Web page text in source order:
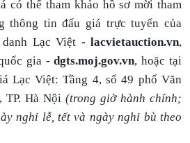
có thể tham khảo hồ sơ mời tham
thông tin đấu giá trực tuyến của
Lạc Việt - lacvietauction.vn,
gia -dgts.moj.gov.vn, hoặc tại
Lạc Việt: Tầng 4, số 49 phố Văn
TP. Hà Nội (trong giờ hành chính;
nghỉ lễ, tết và ngày nghỉ bù theo